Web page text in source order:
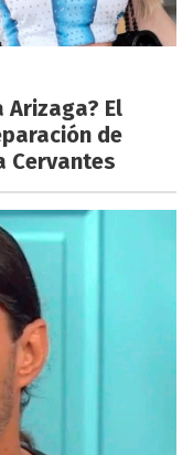
Arizaga? El
de
Cervantes